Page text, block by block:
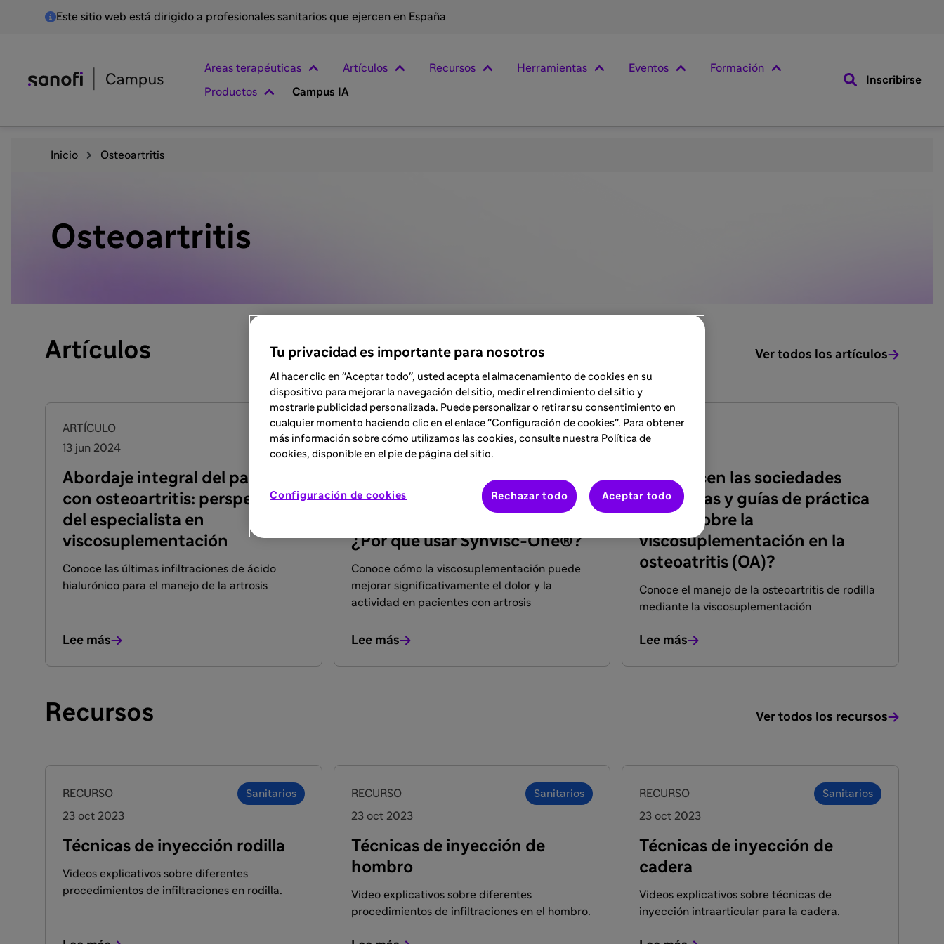
Este sitio web está dirigido a profesionales sanitarios que ejercen en España
Áreas terapéuticas Artículos Recursos Herramientas Eventos Formación
Productos Campus IA
Inscribirse
Inicio Osteoartritis
Osteoartritis
Artículos Ver todos los artículos
ARTÍCULO
13 jun 2024
Abordaje integral del paciente
con osteoartritis: perspectivas
del especialista en
viscosuplementación
Conoce las últimas infiltraciones de ácido
hialurónico para el manejo de la artrosis
Lee más
ARTÍCULO
13 jun 2024
Beneficios que aporta la
viscosuplementación al
¿Por qué usar Synvisc-One®?
Conoce cómo la viscosuplementación puede
mejorar significativamente el dolor y la
actividad en pacientes con artrosis
Lee más
FACULTADOS PARA PRESCRIBIR O DISPENSAR
ARTÍCULO
¿Qué dicen las sociedades
científicas y guías de práctica
clínica sobre la
viscosuplementación en la
osteoatritis (OA)?
Conoce el manejo de la osteoartritis de rodilla
mediante la viscosuplementación
Lee más
Recursos Ver todos los recursos
FACULTADOS PARA PRESCRIBIR O DISPENSAR
RECURSO
Sanitarios
23 oct 2023
Técnicas de inyección rodilla
Videos explicativos sobre diferentes
procedimientos de infiltraciones en rodilla.
FACULTADOS PARA PRESCRIBIR O DISPENSAR
RECURSO
Sanitarios
23 oct 2023
Técnicas de inyección de
hombro
Video explicativos sobre diferentes
procedimientos de infiltraciones en el hombro.
RECURSO
Sanitarios
23 oct 2023
Técnicas de inyección de
cadera
Videos explicativos sobre técnicas de
inyección intraarticular para la cadera.
Tu privacidad es importante para nosotros
Al hacer clic en "Aceptar todo", usted acepta el almacenamiento de cookies en su
dispositivo para mejorar la navegación del sitio, medir el rendimiento del sitio y
mostrarle publicidad personalizada. Puede personalizar o retirar su consentimiento en
cualquier momento haciendo clic en el enlace "Configuración de cookies". Para obtener
más información sobre cómo utilizamos las cookies, consulte nuestra Política de
cookies, disponible en el pie de página del sitio.
Configuración de cookies Rechazar todo Aceptar todo